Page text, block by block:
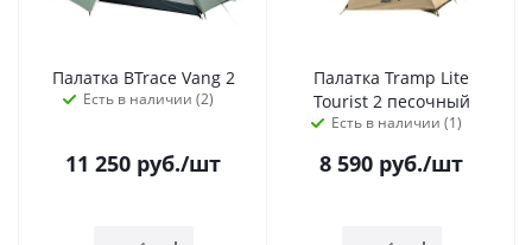
Палатка BTrace Vang 2
Есть в наличии (2)
11 250 руб./шт
Палатка Tramp Lite
Tourist 2 песочный
Есть в наличии (1)
8 590 руб./шт